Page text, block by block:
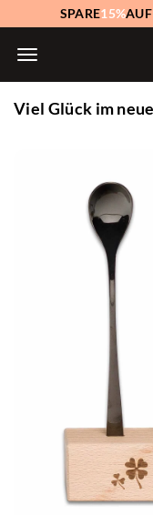
SPARE15%
Viel Glück im